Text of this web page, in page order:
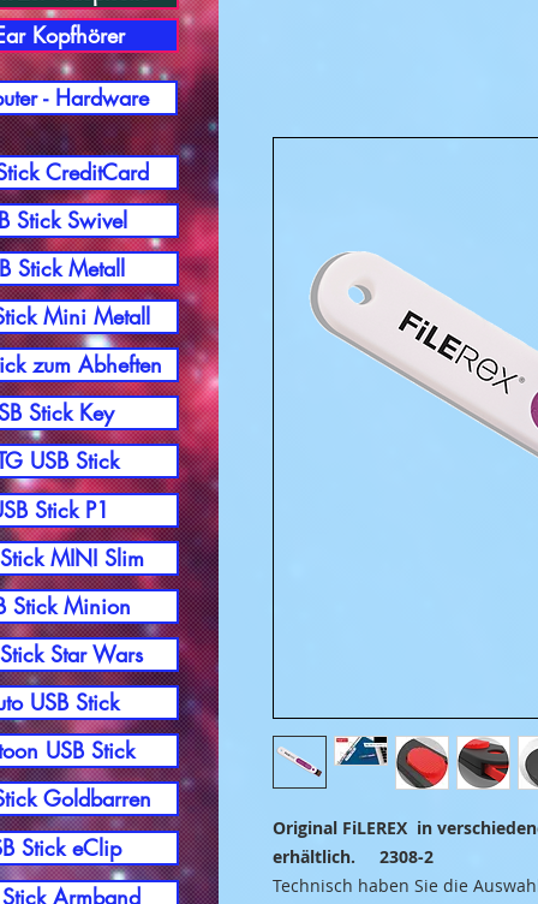
Original FiLEREX in
erhältlich. 2308-2
Technisch haben Sie die
Kopfhörer
- Hardware
CreditCard
Stick Swivel
Stick Metall
Mini Metall
zum Abheften
Stick Key
USB Stick
Stick P1
MINI Slim
Stick Minion
Star Wars
USB Stick
USB Stick
Goldbarren
Stick eClip
Armband